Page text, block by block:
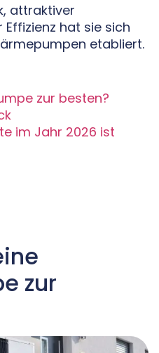
attraktiver
hat sie sich
etabliert.
zur besten?
im Jahr 2026 ist
zur